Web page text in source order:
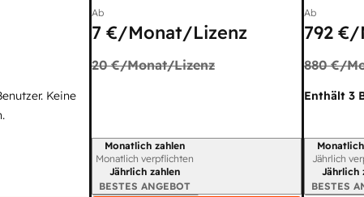
Keine
Ab
7 €/Monat/Lizenz
20 €/Monat/Lizenz
Abrechnungszeitraum
Monatlich zahlen
Monatlich verpflichten
Jährlich zahlen
BESTES ANGEBOT
Ab
792 €/
880 €/
Enthält 3
Jährlich
Jährlich
BESTES